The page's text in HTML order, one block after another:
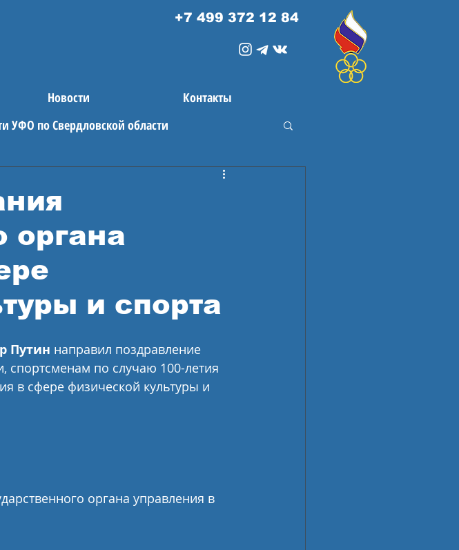
+7 499 372 12 84
Новости
Контакты
УФО по Свердловской области
органа
и спорта
Путин направил поздравление
спортсменам по случаю 100-летия
в сфере физической культуры и
органа управления в